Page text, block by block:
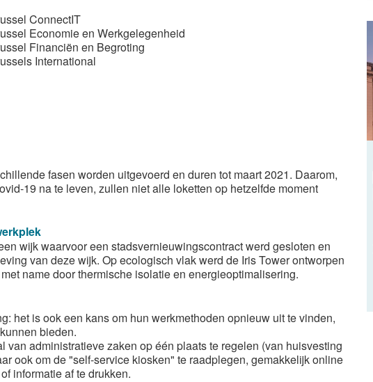
ConnectIT
Economie en Werkgelegenheid
Financiën en Begroting
International
fasen worden uitgevoerd en duren tot maart 2021. Daarom,
19 na te leven, zullen niet alle loketten op hetzelfde moment
wijk waarvoor een stadsvernieuwingscontract werd gesloten en
van deze wijk. Op ecologisch vlak werd de Iris Tower ontworpen
name door thermische isolatie en energieoptimalisering.
het is ook een kans om hun werkmethoden opnieuw uit te vinden,
bieden.
van administratieve zaken op één plaats te regelen (van huisvesting
ook om de "self-service kiosken" te raadplegen, gemakkelijk online
informatie af te drukken.